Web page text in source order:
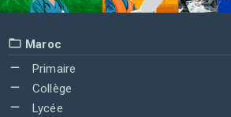
Maroc
Primaire
Collège
Lycée